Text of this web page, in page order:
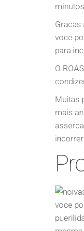
Gracas
voce
para
O
Muitas
mais
voce